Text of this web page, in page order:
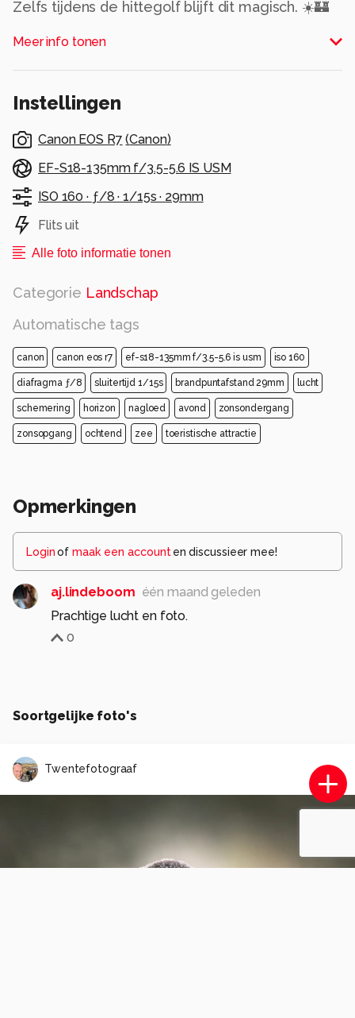
Zelfs tijdens de hittegolf blijft dit magisch. ☀️🏰
maar het uitzicht op Le Mont-Saint-Michel maakt
alles de moeite waard. Een plek die je minstens
Alle rechten voorbehouden
Meer info tonen
Instellingen
Canon EOS R7 (Canon)
EF-S18-135mm f/3.5-5.6 IS USM
ISO 160 · ƒ/8 ·1/15s · 29mm
Flits uit
Alle foto informatie tonen
Categorie Landschap
Automatische tags
canon canon eos r7 ef-s18-135mm f/3.5-5.6 is usm iso 160
diafragma ƒ/8 sluitertijd 1/15s brandpuntafstand 29mm lucht
schemering horizon nagloed avond zonsondergang
zonsopgang ochtend zee toeristische attractie
Opmerkingen
Loginof maak een account en discussieer mee!
aj.lindeboom één maand geleden
Prachtige lucht en foto.
0
Soortgelijke foto's
Twentefotograaf